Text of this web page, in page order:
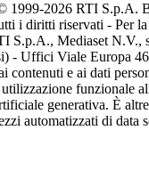
1999-2026 RTI S.p.A.
i diritti riservati - Per
S.p.A., Mediaset N.V.,
- Uffici Viale Europa
contenuti e ai dati
funzionale
generativa. È
automatizzati di data